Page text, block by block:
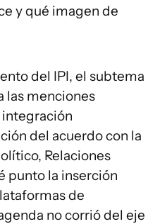
y qué imagen de
del IPI, el subtema
las menciones
integración
del acuerdo con la
Relaciones
punto la inserción
de
no corrió del eje